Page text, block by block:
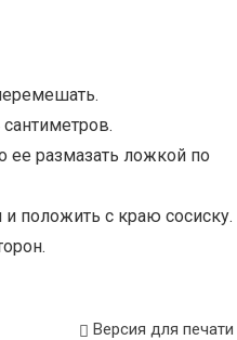
размазать ложкой по
положить с краю сосиску.
Версия для печати